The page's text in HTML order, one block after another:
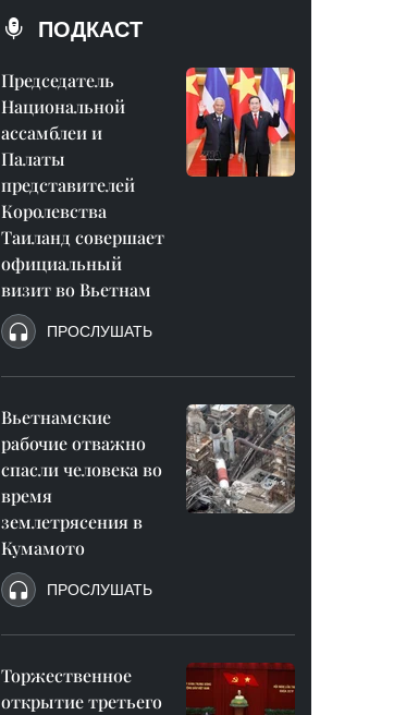
ПОДКАСТ
Председатель
Национальной
ассамблеи и
Палаты
представителей
Королевства
Таиланд совершает
официальный
визит во Вьетнам
ПРОСЛУШАТЬ
Вьетнамские
рабочие отважно
спасли человека во
время
землетрясения в
Кумамото
ПРОСЛУШАТЬ
Торжественное
открытие третьего